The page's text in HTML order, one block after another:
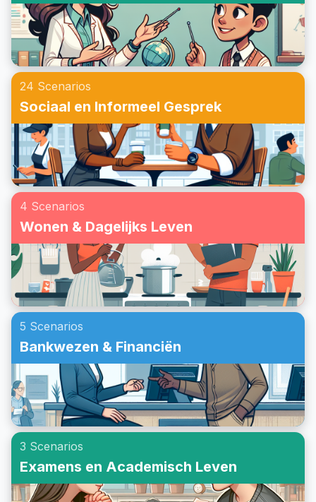
24 Scenarios
Sociaal en Informeel Gesprek
4 Scenarios
Wonen & Dagelijks Leven
5 Scenarios
Bankwezen & Financiën
3 Scenarios
Examens en Academisch Leven